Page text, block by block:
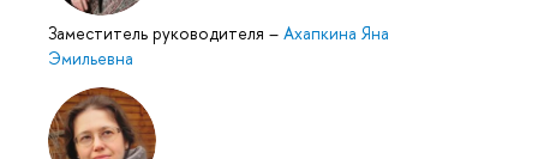
Заместитель руководителя – Ахапкина Яна
Эмильевна